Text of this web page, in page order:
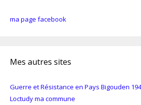
ma page facebook
Mes autres sites
Guerre et Résistance en Pays Bigouden
Loctudy ma commune